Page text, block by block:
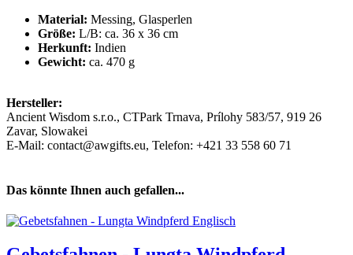
Material: Messing, Glasperlen
Größe: L/B: ca. 36 x 36 cm
Herkunft: Indien
Gewicht: ca. 470 g
Hersteller:
Ancient Wisdom s.r.o., CTPark Trnava, Prílohy 583/57, 919 26
Zavar, Slowakei
E-Mail: contact@awgifts.eu, Telefon: +421 33 558 60 71
Das könnte Ihnen auch gefallen...